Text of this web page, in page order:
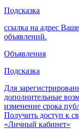
Подсказка
ссылка на адрес
объявлений.
Объявления
Подсказка
Для
дополнительные
изменение срока
Получить доступ к
«Личный кабинет»